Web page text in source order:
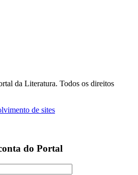
da Literatura. Todos os direitos
do Portal